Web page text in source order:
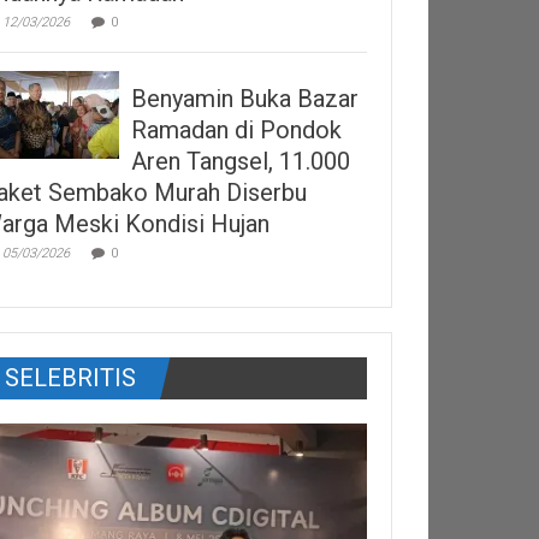
12/03/2026 0
Benyamin Buka Bazar
Ramadan di Pondok
Aren Tangsel, 11.000
Sembako Murah Diserbu
Meski Kondisi Hujan
05/03/2026 0
SELEBRITIS